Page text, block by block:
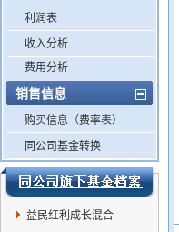
利润表
收入分析
费用分析
销售信息
购买信息（费率表）
同公司基金转换
益民红利成长混合